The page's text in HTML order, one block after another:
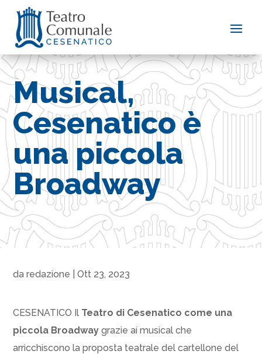
Musical,
Cesenatico è
una piccola
Broadway
daredazione |Ott 23, 2023
CESENATICO Il Teatro di Cesenatico come una
piccola Broadway grazie ai musical che
arricchiscono la proposta teatrale del cartellone del